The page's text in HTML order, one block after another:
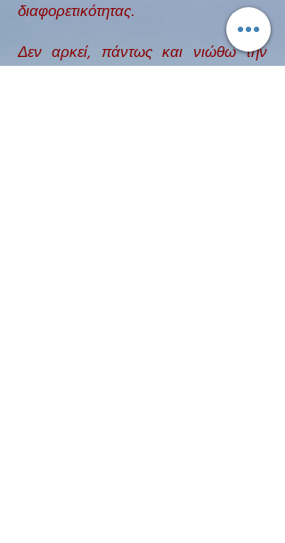
διαφορετικότητας.
Δεν αρκεί, πάντως και νιώθω την